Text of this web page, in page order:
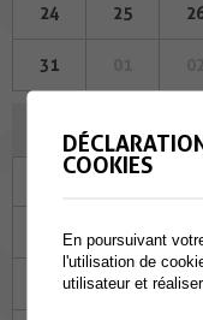
24 25
31
02
08 09
COOKIES
En poursuivant
l'utilisation de
utilisateur et